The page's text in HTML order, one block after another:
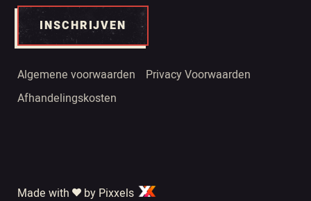
INSCHRIJVEN
Algemene voorwaarden
Privacy Voorwaarden
Afhandelingskosten
Made with by Pixxels